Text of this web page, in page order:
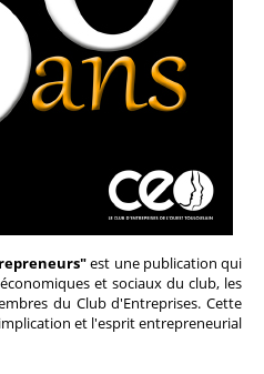
est une publication qui
et sociaux du club, les
du Club d'Entreprises. Cette
et l'esprit entrepreneurial